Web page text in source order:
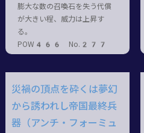
膨大な数の召喚石を失う代償
が大きい程、威力は上昇す
る。
POW466 No.277
災禍の頂点を砕くは夢幻
から誘われし帝国最終兵
器（アンチ・フォーミュ